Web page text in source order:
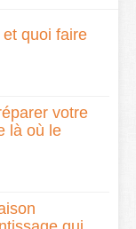
quoi faire
votre
là où le